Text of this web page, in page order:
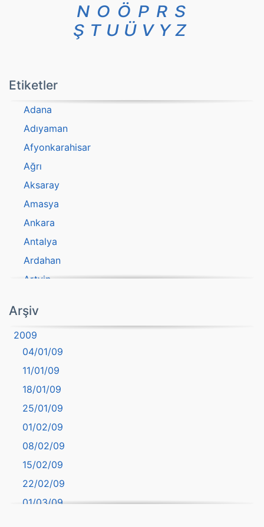
N O Ö P R S
Ş T U Ü V Y Z
Etiketler
Adana
Adıyaman
Afyonkarahisar
Ağrı
Aksaray
Amasya
Ankara
Antalya
Ardahan
Artvin
Aydın
Balıkesir
Bartın
başkentler
Batman
Bayburt
Bilecik
Bingöl
Bitlis
Bolu
Burdur
Arşiv
2009
04/01/09
11/01/09
18/01/09
25/01/09
01/02/09
08/02/09
15/02/09
22/02/09
01/03/09